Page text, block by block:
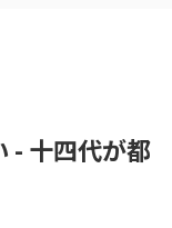
- 十四代が都